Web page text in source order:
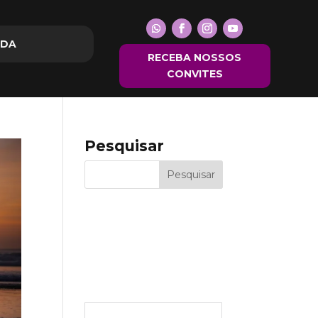
RECEBA NOSSOS
CONVITES
RECEBA NOSSOS
CONVITES
Pesquisar